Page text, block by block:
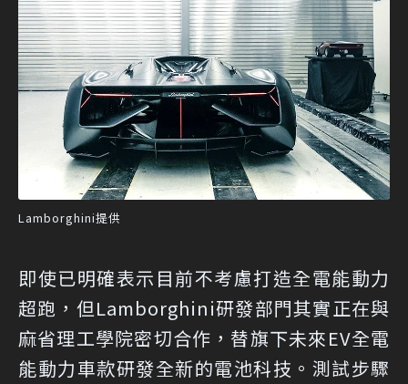
Lamborghini提供
即使已明確表示目前不考慮打造全電能動力
超跑，但Lamborghini研發部門其實正在與
麻省理工學院密切合作，替旗下未來EV全電
能動力車款研發全新的電池科技。測試步驟